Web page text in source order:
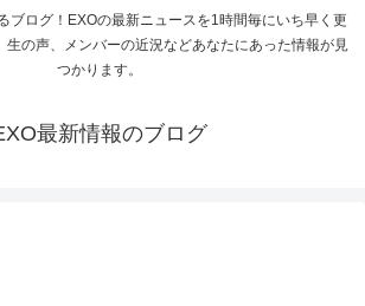
ブログ！EXOの最新ニュースを1時間毎にいち早く更
生の声、メンバーの近況などあなたにあった情報が見
つかります。
最新情報のブログ